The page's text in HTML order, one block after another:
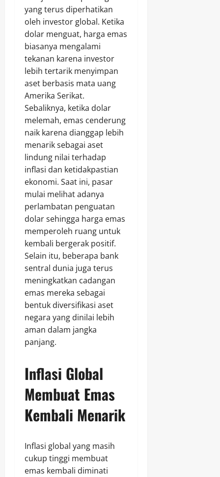
yang terus diperhatikan
oleh investor global. Ketika
dolar menguat, harga emas
biasanya mengalami
tekanan karena investor
lebih tertarik menyimpan
aset berbasis mata uang
Amerika Serikat.
Sebaliknya, ketika dolar
melemah, emas cenderung
naik karena dianggap lebih
menarik sebagai aset
lindung nilai terhadap
inflasi dan ketidakpastian
ekonomi. Saat ini, pasar
mulai melihat adanya
perlambatan penguatan
dolar sehingga harga emas
memperoleh ruang untuk
kembali bergerak positif.
Selain itu, beberapa bank
sentral dunia juga terus
meningkatkan cadangan
emas mereka sebagai
bentuk diversifikasi aset
negara yang dinilai lebih
aman dalam jangka
panjang.
Inflasi Global
Membuat Emas
Kembali Menarik
Inflasi global yang masih
cukup tinggi membuat
emas kembali diminati